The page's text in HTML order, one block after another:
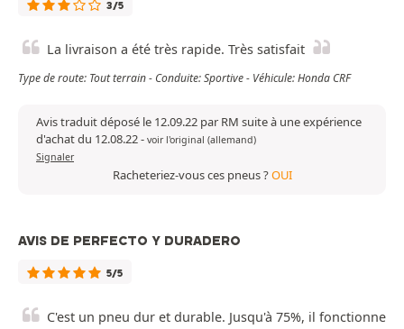
3/5
La livraison a été très rapide. Très satisfait
Type de route: Tout terrain - Conduite: Sportive - Véhicule: Honda CRF
Avis traduit déposé le 12.09.22 par RM suite à une expérience
d'achat du 12.08.22- voir l'original (allemand)
Signaler
Racheteriez-vous ces pneus ?OUI
AVIS DE PERFECTO Y DURADERO
5/5
C'est un pneu dur et durable. Jusqu'à 75%, il fonctionne